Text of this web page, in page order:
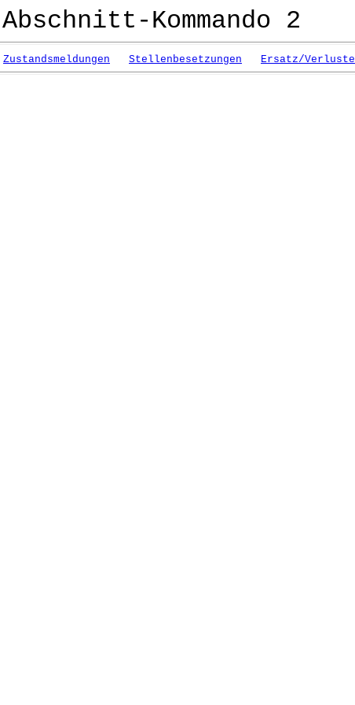
Kommando 2
Zustandsmeldungen Stellenbesetzungen Ersatz/Verluste